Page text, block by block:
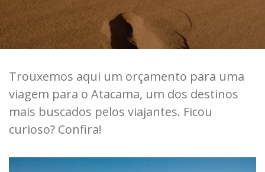
Trouxemos aqui um orçamento para uma
viagem para o Atacama, um dos destinos
mais buscados pelos viajantes. Ficou
curioso? Confira!